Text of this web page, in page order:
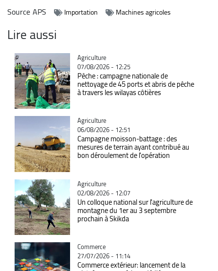
SourceAPS Importation Machines agricoles
Lire aussi
Catégorie
Agriculture
07/08/2026 - 12:25
Pêche : campagne nationale de
nettoyage de 45 ports et abris de pêche
à travers les wilayas côtières
Catégorie
Agriculture
06/08/2026 - 12:51
Campagne moisson-battage : des
mesures de terrain ayant contribué au
bon déroulement de l'opération
Catégorie
Agriculture
02/08/2026 - 12:07
Un colloque national sur l'agriculture de
montagne du 1er au 3 septembre
prochain à Skikda
Catégorie
Commerce
27/07/2026 - 11:14
Commerce extérieur: lancement de la